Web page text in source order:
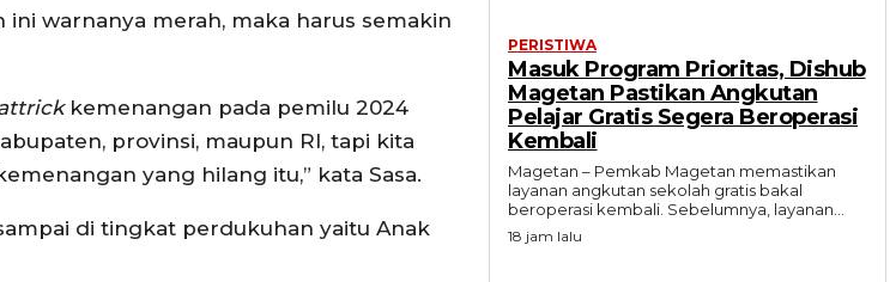
warnanya merah, maka harus semakin
kemenangan pada pemilu 2024
provinsi, maupun RI, tapi kita
yang hilang itu,” kata Sasa.
di tingkat perdukuhan yaitu Anak
PERISTIWA
Masuk Program Prioritas, Dishub
Magetan Pastikan Angkutan
Pelajar Gratis Segera Beroperasi
Kembali
Magetan – Pemkab Magetan memastikan
layanan angkutan sekolah gratis bakal
beroperasi kembali. Sebelumnya, layanan...
18 jam lalu